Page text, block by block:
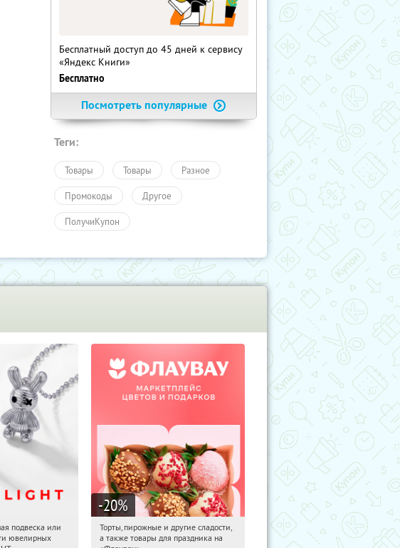
Бесплатный доступ до 45 дней к сервису
«Яндекс Книги»
Бесплатно
Посмотреть популярные
Теги:
Товары Товары Разное
Промокоды Другое
ПолучиКупон
Получили:
подвеска или
ювелирных
-20%
08:49:29 Получили:
Торты, пирожные и другие сладости,
а также товары для праздника на